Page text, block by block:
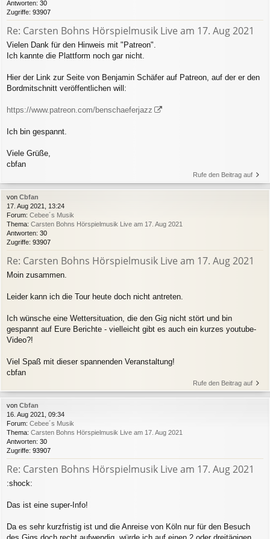
Antworten: 30
Zugriffe: 93907
Re: Carsten Bohns Hörspielmusik Live am 17. Aug 2021
Vielen Dank für den Hinweis mit "Patreon".
Ich kannte die Plattform noch gar nicht.
Hier der Link zur Seite von Benjamin Schäfer auf Patreon, auf der er den
Bordmitschnitt veröffentlichen will:
https://www.patreon.com/benschaeferjazz
Ich bin gespannt.
Viele Grüße,
cbfan
Rufe den Beitrag auf
von Cbfan
17. Aug 2021, 13:24
Forum: Cebee´s Musik
Thema: Carsten Bohns Hörspielmusik Live am 17. Aug 2021
Antworten: 30
Zugriffe: 93907
Re: Carsten Bohns Hörspielmusik Live am 17. Aug 2021
Moin zusammen.
Leider kann ich die Tour heute doch nicht antreten.
Ich wünsche eine Wettersituation, die den Gig nicht stört und bin
gespannt auf Eure Berichte - vielleicht gibt es auch ein kurzes youtube-
Video?!
Viel Spaß mit dieser spannenden Veranstaltung!
cbfan
Rufe den Beitrag auf
von Cbfan
16. Aug 2021, 09:34
Forum: Cebee´s Musik
Thema: Carsten Bohns Hörspielmusik Live am 17. Aug 2021
Antworten: 30
Zugriffe: 93907
Re: Carsten Bohns Hörspielmusik Live am 17. Aug 2021
:shock:
Das ist eine super-Info!
Da es sehr kurzfristig ist und die Anreise von Köln nur für den Besuch